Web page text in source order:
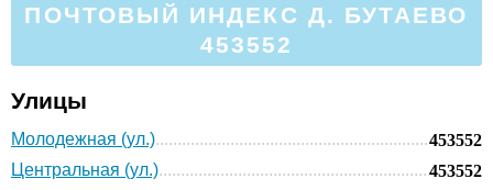
ПОЧТОВЫЙ ИНДЕКС Д. БУТАЕВО
453552
Улицы
Молодежная (ул.)
453552
Центральная (ул.)
453552